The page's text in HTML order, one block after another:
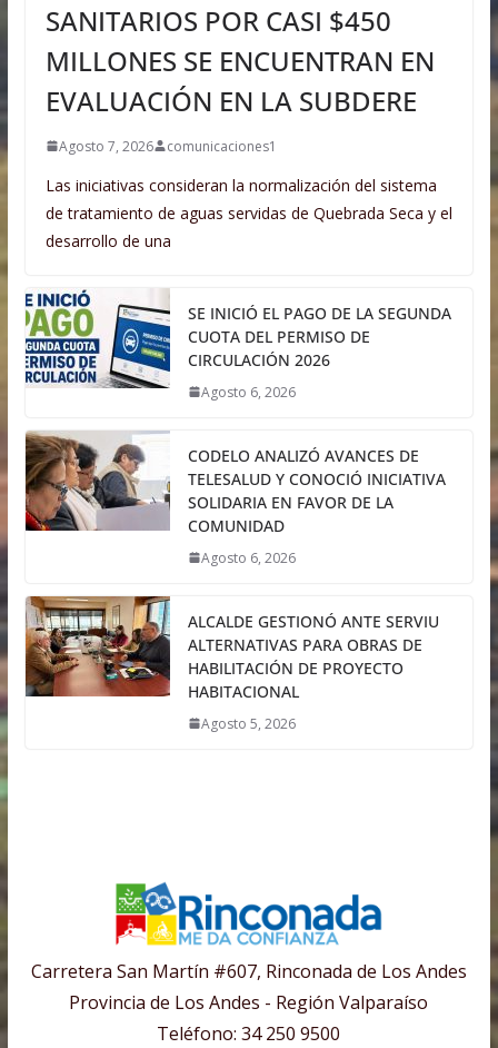
SANITARIOS POR CASI $450
MILLONES SE ENCUENTRAN EN
EVALUACIÓN EN LA SUBDERE
Agosto 7, 2026 comunicaciones1
Las iniciativas consideran la normalización del sistema
de tratamiento de aguas servidas de Quebrada Seca y el
desarrollo de una
SE INICIÓ EL PAGO DE LA SEGUNDA
CUOTA DEL PERMISO DE
CIRCULACIÓN 2026
Agosto 6, 2026
CODELO ANALIZÓ AVANCES DE
TELESALUD Y CONOCIÓ INICIATIVA
SOLIDARIA EN FAVOR DE LA
COMUNIDAD
Agosto 6, 2026
ALCALDE GESTIONÓ ANTE SERVIU
ALTERNATIVAS PARA OBRAS DE
HABILITACIÓN DE PROYECTO
HABITACIONAL
Agosto 5, 2026
Carretera San Martín #607, Rinconada de Los Andes
Provincia de Los Andes - Región Valparaíso
Teléfono: 34 250 9500